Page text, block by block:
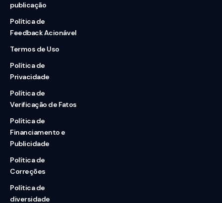
publicação
Política de
Feedback Acionável
Termos de Uso
Política de
Privacidade
Política de
Verificação de Fatos
Política de
Financiamento e
Publicidade
Política de
Correções
Política de
diversidade